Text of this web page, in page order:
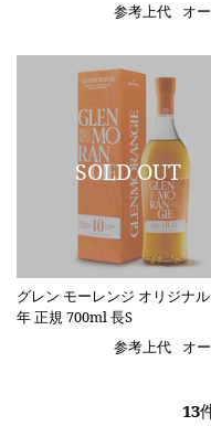
参考上代
オ
グレン モーレンジ オリジナ
年 正規 700ml 長S
参考上代
オ
13